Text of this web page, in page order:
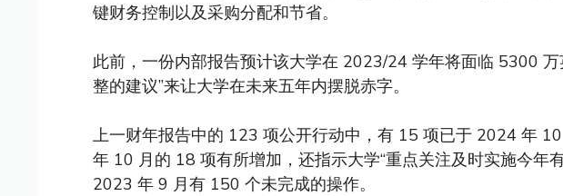
键财务控制以及采购分配和节省。
此前，一份内部报告预计该大学在 2023/24 学年将面临 5300 万
整的建议”来让大学在未来五年内摆脱赤字。
上一财年报告中的 123 项公开行动中，有 15 项已于 2024 年
年 10 月的 18 项有所增加，还指示大学“重点关注及时实施今年
2023 年 9 月有 150 个未完成的操作。